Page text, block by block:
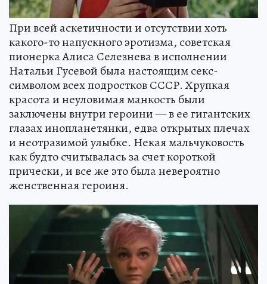
При всей аскетичности и отсутствии хоть
какого-то напускного эротизма, советская
пионерка Алиса Селезнева в исполнении
Натальи Гусевой была настоящим секс-
символом всех подростков СССР. Хрупкая
красота и неуловимая манкость были
заключены внутри героини — в ее гигантских
глазах инопланетянки, едва открытых плечах
и неотразимой улыбке. Некая мальчуковость
как будто считывалась за счет короткой
прически, и все же это была невероятно
женственная героиня.